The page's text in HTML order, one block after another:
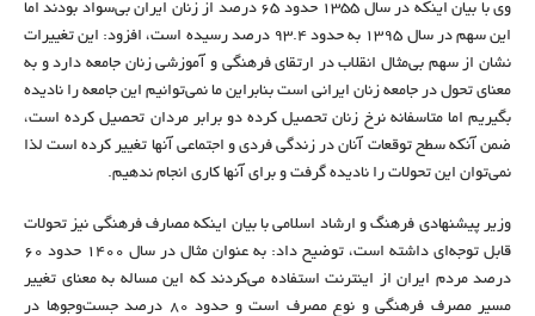
وی با بیان اینکه در سال 1355 حدود 65 درصد از زنان ایران بی‌سواد بودند اما
این سهم در سال 1395 به حدود 93.4 درصد رسیده است، افزود: این تغییرات
نشان از سهم بی‌مثال انقلاب در ارتقای فرهنگی و آموزشی زنان جامعه دارد و به
معنای تحول در جامعه زنان ایرانی است بنابراین ما نمی‌توانیم این جامعه را نادیده
بگیریم اما متاسفانه نرخ زنان تحصیل کرده دو برابر مردان تحصیل کرده است،
ضمن آنکه سطح توقعات آنان در زندگی فردی و اجتماعی آنها تغییر کرده است لذا
نمی‌توان این تحولات را نادیده گرفت و برای آنها کاری انجام ندهیم.
وزیر پیشنهادی فرهنگ و ارشاد اسلامی با بیان اینکه مصارف فرهنگی نیز تحولات
قابل توجه‌ای داشته است، توضیح داد: به عنوان مثال در سال 1400 حدود 60
درصد مردم ایران از اینترنت استفاده می‌کردند که این مساله به معنای تغییر
مسیر مصرف فرهنگی و نوع مصرف است و حدود 80 درصد جست‌وجو‌ها در